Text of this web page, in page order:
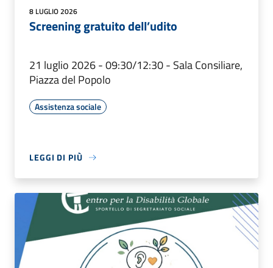
8 LUGLIO 2026
Screening gratuito dell’udito
21 luglio 2026 - 09:30/12:30 - Sala Consiliare,
Piazza del Popolo
Assistenza sociale
LEGGI DI PIÙ